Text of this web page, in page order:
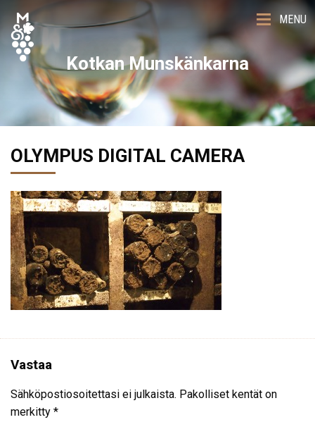
Kotkan Munskänkarna
MENU
OLYMPUS DIGITAL CAMERA
Vastaa
Sähköpostiosoitettasi ei julkaista. Pakolliset kentät on
merkitty *